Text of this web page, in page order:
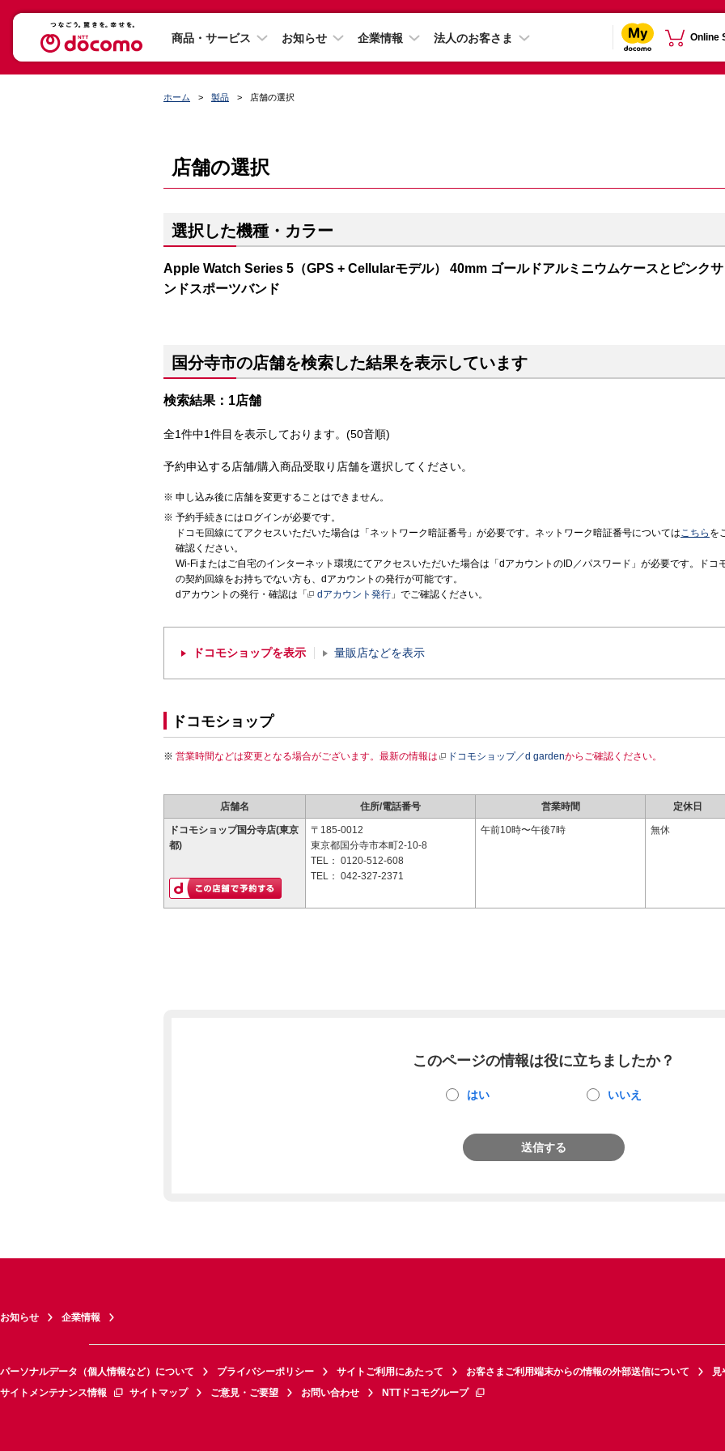
商品・サービス お知らせ 企業情報 法人のお客さま Online
ホーム 製品 店舗の選択
店舗の選択
選択した機種・カラー
Apple Watch Series 5（GPS + Cellularモデル） 40mm ゴールドアルミニウムケースとピンクサ
ンドスポーツバンド
国分寺市の店舗を検索した結果を表示しています
検索結果：1店舗
全1件中1件目を表示しております。(50音順)
予約申込する店舗/購入商品受取り店舗を選択してください。
申し込み後に店舗を変更することはできません。
予約手続きにはログインが必要です。
ドコモ回線にてアクセスいただいた場合は「ネットワーク暗証番号」が必要です。ネットワーク暗証番号についてはこちら を
確認ください。
Wi-Fiまたはご自宅のインターネット環境にてアクセスいただいた場合は「dアカウントのID／パスワード」が必要です。ドコ
の契約回線をお持ちでない方も、dアカウントの発行が可能です。
dアカウントの発行・確認は「
dアカウント発行 」でご確認ください。
ドコモショップを表示 量販店などを表示
ドコモショップ
営業時間などは変更となる場合がございます。最新の情報は ドコモショップ／d gardenからご確認ください。
店舗名 住所/電話番号 営業時間 定休日
ドコモショップ国分寺店(東京
都)
〒185-0012
東京都国分寺市本町2-10-8
TEL： 0120-512-608
TEL： 042-327-2371
午前10時〜午後7時 無休
このページの情報は役に立ちましたか？
はい いいえ
送信する
お知らせ 企業情報
パーソナルデータ（個人情報など）について プライバシーポリシー サイトご利用にあたって お客さまご利用端末からの情報の外部送信について
見
サイトメンテナンス情報
サイトマップ ご意見・ご要望 お問い合わせ NTTドコモグループ